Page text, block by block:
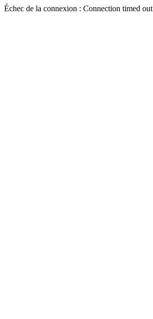
Échec de la connexion : Connection timed out